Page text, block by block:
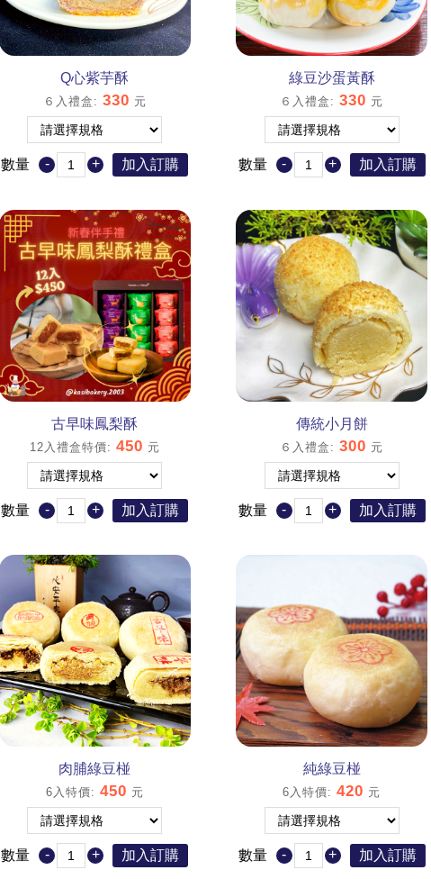
Q心紫芋酥
６入禮盒 : 330 元
數量 - + 加入訂購
綠豆沙蛋黃酥
６入禮盒 :330 元
數量 - + 加入訂購
古早味鳳梨酥
12入禮盒特價: 450 元
數量 - + 加入訂購
傳統小月餅
６入禮盒 :300 元
數量 - + 加入訂購
肉脯綠豆椪
6入特價: 450 元
數量 - + 加入訂購
純綠豆椪
6入特價:420 元
數量 - + 加入訂購